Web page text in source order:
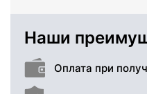
Наши
Оплата при